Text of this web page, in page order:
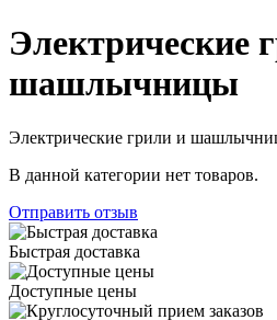
Электрические
шашлычницы
Электрические грили и
В данной категории нет товаров.
Отправить отзыв
Быстрая доставка
Доступные цены